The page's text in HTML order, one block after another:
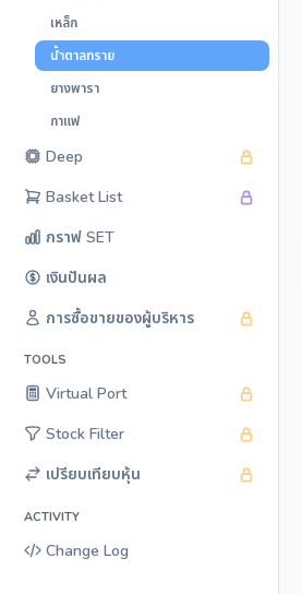
เหล็ก
น้ำตาลทราย
ยางพารา
กาแฟ
Deep
Basket List
กราฟ SET
เงินปันผล
การซื้อขายของผู้บริหาร
TOOLS
Virtual Port
Stock Filter
เปรียบเทียบหุ้น
ACTIVITY
Change Log